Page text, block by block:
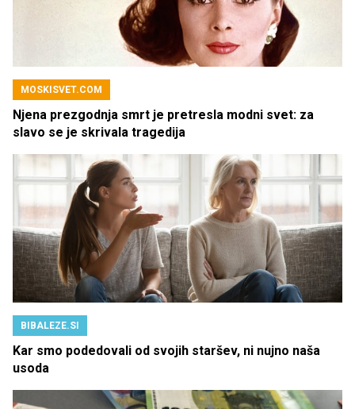
MOSKISVET.COM
Njena prezgodnja smrt je pretresla modni svet: za
slavo se je skrivala tragedija
BIBALEZE.SI
Kar smo podedovali od svojih staršev, ni nujno naša
usoda